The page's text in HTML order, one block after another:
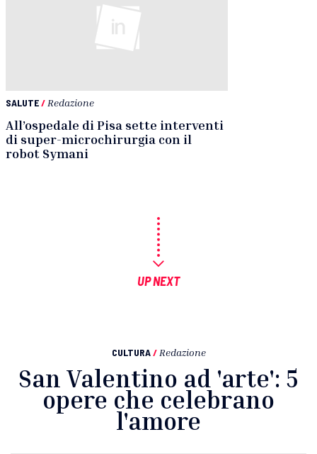
SALUTE/ Redazione
All’ospedale di Pisa sette interventi
di super-microchirurgia con il
robot Symani
UP NEXT
CULTURA / Redazione
San Valentino ad 'arte': 5
opere che celebrano
l'amore